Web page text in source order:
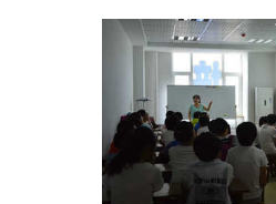
舉行